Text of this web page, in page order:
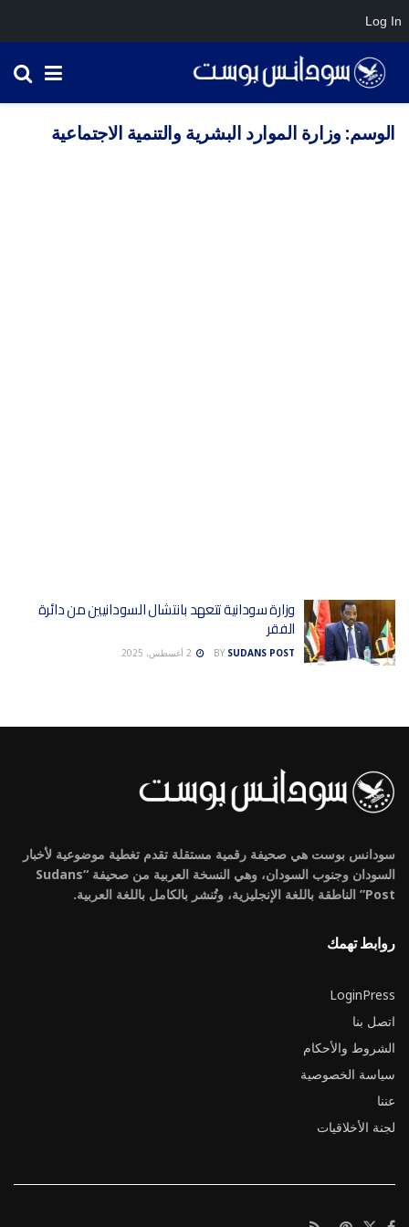
الوسم: وزارة الموارد البشرية والتنمية الاجتماعية
وزارة سودانية تتعهد بانتشال السودانيين من دائرة
الفقر
BY SUDANS POST
سودانس بوست هي صحيفة رقمية مستقلة تقدم تغطية موضوعية لأخبار
السودان وجنوب السودان، وهي النسخة العربية من صحيفة “Sudans
Post” الناطقة باللغة الإنجليزية، وتُنشر بالكامل باللغة العربية.
روابط تهمك
LoginPress
اتصل بنا
الشروط والأحكام
سياسة الخصوصية
عننا
لجنة الأخلاقيات
Log In